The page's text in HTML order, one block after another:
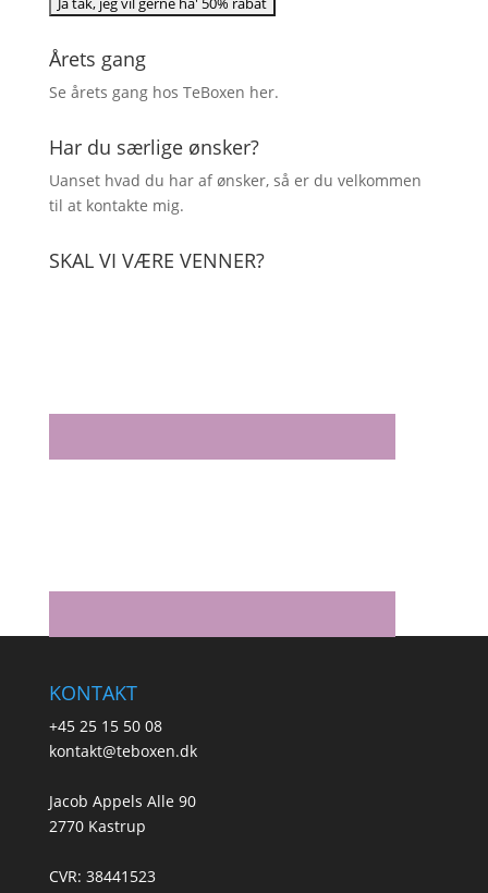
Årets gang
Se årets gang hos TeBoxen her.
Har du særlige ønsker?
Uanset hvad du har af ønsker, så er du velkommen
til at kontakte mig.
SKAL VI VÆRE VENNER?
KONTAKT
+45 25 15 50 08
kontakt@teboxen.dk
Jacob Appels Alle 90
2770 Kastrup
CVR: 38441523